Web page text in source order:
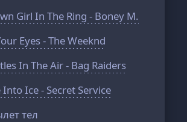
Girl In The Ring - Boney M.
Eyes - The Weeknd
In The Air - Bag Raiders
Into Ice - Secret Service
тел